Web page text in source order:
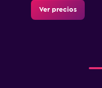
Ver precios